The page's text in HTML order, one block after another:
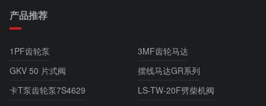
产品推荐
1PF齿轮泵
3MF齿轮马达
GKV 50 片式阀
摆线马达GR系列
卡T泵齿轮泵7S4629
LS-TW-20F劈柴机阀